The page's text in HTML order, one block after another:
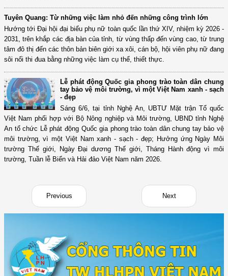
Tuyên Quang: Từ những việc làm nhỏ đến những công trình lớn
Hướng tới Đại hội đại biểu phụ nữ toàn quốc lần thứ XIV, nhiệm kỳ 2026 -
2031, trên khắp các địa bàn của tỉnh, từ vùng thấp đến vùng cao, từ trung
tâm đô thị đến các thôn bản biên giới xa xôi, cán bộ, hội viên phụ nữ đang
sôi nổi thi đua bằng những việc làm cụ thể, thiết thực.
Lễ phát động Quốc gia phong trào toàn dân chung
tay bảo vệ môi trường, vì một Việt Nam xanh - sạch
- đẹp
Sáng 6/6, tại tỉnh Nghệ An, UBTƯ Mặt trận Tổ quốc
Việt Nam phối hợp với Bộ Nông nghiệp và Môi trường, UBND tỉnh Nghệ
An tổ chức Lễ phát động Quốc gia phong trào toàn dân chung tay bảo vệ
môi trường, vì một Việt Nam xanh - sạch - đẹp; Hưởng ứng Ngày Môi
trường Thế giới, Ngày Đại dương Thế giới, Tháng Hành động vì môi
trường, Tuần lễ Biển và Hải đảo Việt Nam năm 2026.
Previous Next